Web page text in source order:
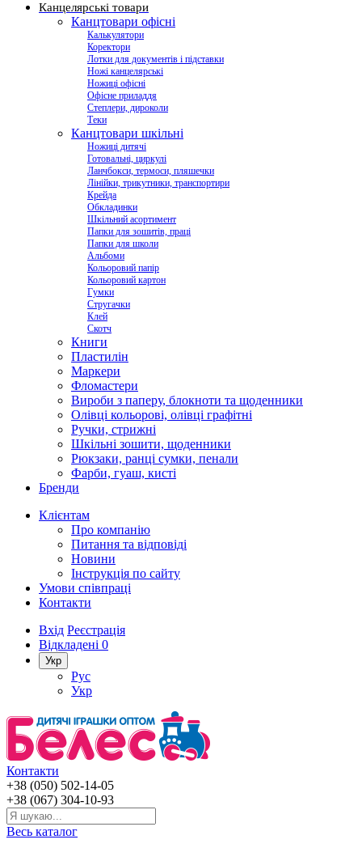
Канцелярські товари
Канцтовари офісні
Калькулятори
Коректори
Лотки для документів і підставки
Ножі канцелярські
Ножиці офісні
Офісне приладдя
Степлери, дироколи
Теки
Канцтовари шкільні
Ножиці дитячі
Готовальні, циркулі
Ланчбокси, термоси, пляшечки
Лінійки, трикутники, транспортири
Крейда
Обкладинки
Шкільний асортимент
Папки для зошитів, праці
Папки для школи
Альбоми
Кольоровий папір
Кольоровий картон
Гумки
Стругачки
Клей
Скотч
Книги
Пластилін
Маркери
Фломастери
Вироби з паперу, блокноти та щоденники
Олівці кольорові, олівці графітні
Ручки, стрижні
Шкільні зошити, щоденники
Рюкзаки, ранці сумки, пенали
Фарби, гуаш, кисті
Бренди
Клієнтам
Про компанію
Питання та відповіді
Новини
Інструкція по сайту
Умови співпраці
Контакти
Вхід Реєстрація
Відкладені 0
Укр
Рус
Укр
Контакти
+38 (050) 502-14-05
+38 (067) 304-10-93
Весь каталог